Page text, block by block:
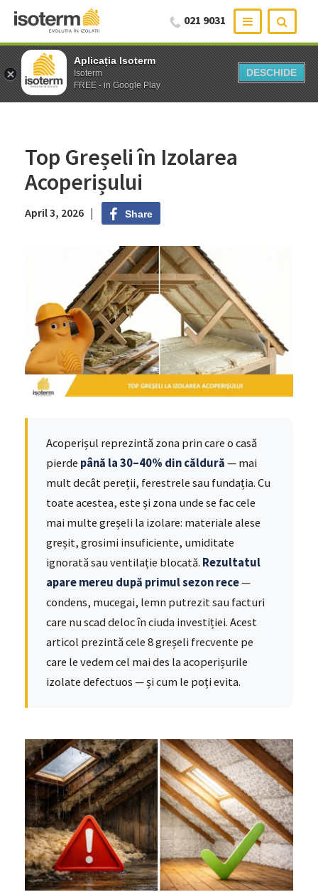
Aplicația Isoterm
Isoterm
FREE - in Google Play
DESCHIDE
Aplicația Isoterm
Isoterm
FREE - in Google Play
DESCHIDE
021 9031
Top Greșeli în Izolarea
Acoperișului
April 3, 2026 | Share
Acoperișul reprezintă zona prin care o casă
pierde până la 30–40% din căldură— mai
mult decât pereții, ferestrele sau fundația. Cu
toate acestea, este și zona unde se fac cele
mai multe greșeli la izolare: materiale alese
greșit, grosimi insuficiente, umiditate
ignorată sau ventilație blocată. Rezultatul
apare mereu după primul sezon rece—
condens, mucegai, lemn putrezit sau facturi
care nu scad deloc în ciuda investiției. Acest
articol prezintă cele 8 greșeli frecvente pe
care le vedem cel mai des la acoperișurile
izolate defectuos — și cum le poți evita.